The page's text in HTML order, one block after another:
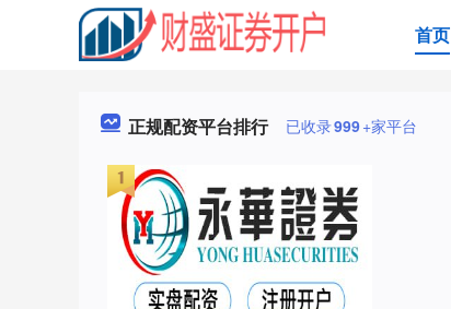
首页
正规配资平台排行 已收录999+家平台